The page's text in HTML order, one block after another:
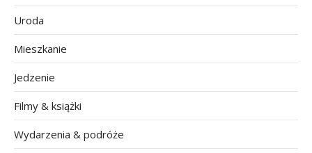
Uroda
Mieszkanie
Jedzenie
Filmy & książki
Wydarzenia & podróże